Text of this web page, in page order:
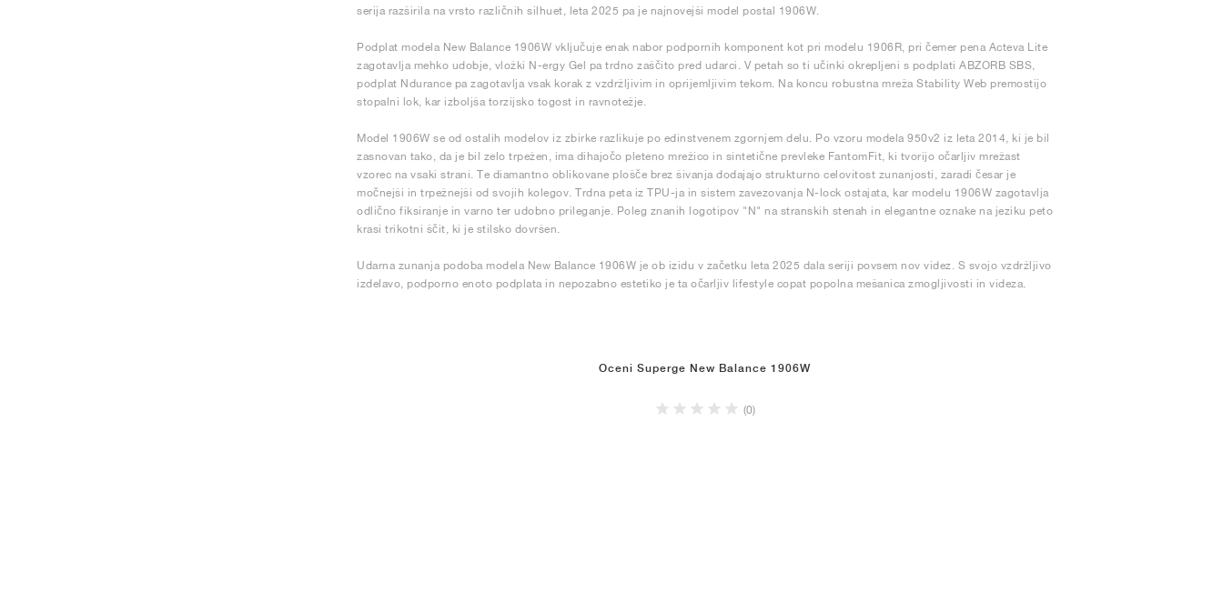
serija razširila na vrsto različnih silhuet, leta 2025 pa je najnovejši model postal 1906W.
Podplat modela New Balance 1906W vključuje enak nabor podpornih komponent kot pri modelu 1906R, pri čemer pena Acteva Lite
zagotavlja mehko udobje, vložki N-ergy Gel pa trdno zaščito pred udarci. V petah so ti učinki okrepljeni s podplati ABZORB SBS,
podplat Ndurance pa zagotavlja vsak korak z vzdržljivim in oprijemljivim tekom. Na koncu robustna mreža Stability Web premostijo
stopalni lok, kar izboljša torzijsko togost in ravnotežje.
Model 1906W se od ostalih modelov iz zbirke razlikuje po edinstvenem zgornjem delu. Po vzoru modela 950v2 iz leta 2014, ki je bil
zasnovan tako, da je bil zelo trpežen, ima dihajočo pleteno mrežico in sintetične prevleke FantomFit, ki tvorijo očarljiv mrežast
vzorec na vsaki strani. Te diamantno oblikovane plošče brez šivanja dodajajo strukturno celovitost zunanjosti, zaradi česar je
močnejši in trpežnejši od svojih kolegov. Trdna peta iz TPU-ja in sistem zavezovanja N-lock ostajata, kar modelu 1906W zagotavlja
odlično fiksiranje in varno ter udobno prileganje. Poleg znanih logotipov "N" na stranskih stenah in elegantne oznake na jeziku peto
krasi trikotni ščit, ki je stilsko dovršen.
Udarna zunanja podoba modela New Balance 1906W je ob izidu v začetku leta 2025 dala seriji povsem nov videz. S svojo vzdržljivo
izdelavo, podporno enoto podplata in nepozabno estetiko je ta očarljiv lifestyle copat popolna mešanica zmogljivosti in videza.
Oceni Superge New Balance 1906W
(0)